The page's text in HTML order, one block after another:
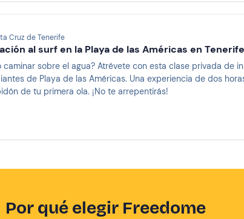
Cruz de Tenerife
al surf en la Playa de las Américas en Tenerife
caminar sobre el agua? Atrévete con esta clase privada de
de Playa de las Américas. Una experiencia de dos
de tu primera ola. ¡No te arrepentirás!
Por qué elegir Freedome